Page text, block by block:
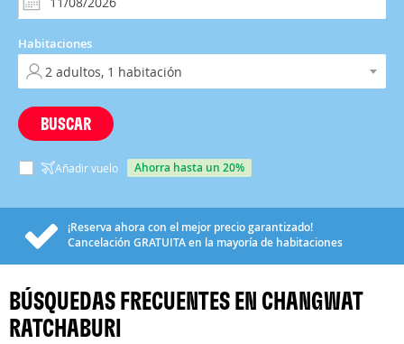
Habitaciones
BUSCAR
Añadir vuelo ahorra hasta un 20%
¡Reserva ahora con el mejor precio garantizado!
Cancelación GRATUITAen la mayoría de habitaciones
BÚSQUEDAS FRECUENTES EN CHANGWAT
RATCHABURI